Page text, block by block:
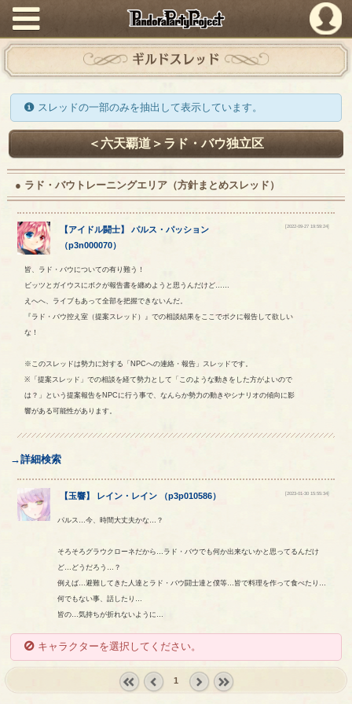
PandoraPartyProject
ギルドスレッド
スレッドの一部のみを抽出して表示しています。
＜六天覇道＞ラド・バウ独立区
● ラド・バウトレーニングエリア（方針まとめスレッド）
【アイドル闘士】パルス ・パッション
（p3n000070）
[2022-09-27 19:59:24]
皆、ラド・バウについての有り難う！
ビッツとガイウスにボクが報告書を纏めようと思うんだけど……
えへへ、ライブもあって全部を把握できないんだ。
『ラド・バウ控え室（提案スレッド）』での相談結果をここでボクに報告して欲しい
な！
※このスレッドは勢力に対する「NPCへの連絡・報告」スレッドです。
※「提案スレッド」での相談を経て勢力として「このような動きをした方がよいので
は？」という提案報告をNPCに行う事で、なんらか勢力の動きやシナリオの傾向に影
響がある可能性があります。
→詳細検索
【玉響】 レイン ・ レイン （p3p010586） [2023-01-30 15:55:34]
パルス…今、時間大丈夫かな…？
そろそろグラウクローネだから…ラド・バウでも何か出来ないかと思ってるんだけ
ど…どうだろう…？
例えば…避難してきた人達とラド・バウ闘士達と僕等…皆で料理を作って食べたり…
何でもない事、話したり…
皆の…気持ちが折れないように…
キャラクターを選択してください。
1